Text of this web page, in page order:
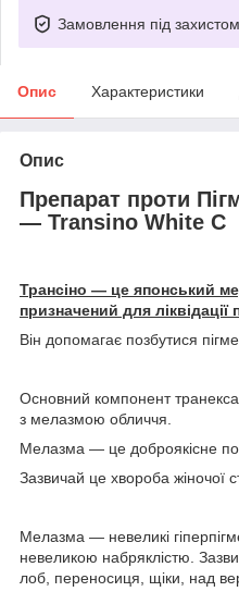
Замовлення під захистом
Опис Характеристики
Опис
Препарат проти
— Transino White C
Трансіно — це японський
призначений для ліквідації
Він допомагає позбутися
Основний компонент
з мелазмою обличчя.
Мелазма — це доброякісне
Зазвичай це хвороба жіночої
Мелазма — невеликі
невеликою набряклістю.
лоб, переносиця, щіки, над